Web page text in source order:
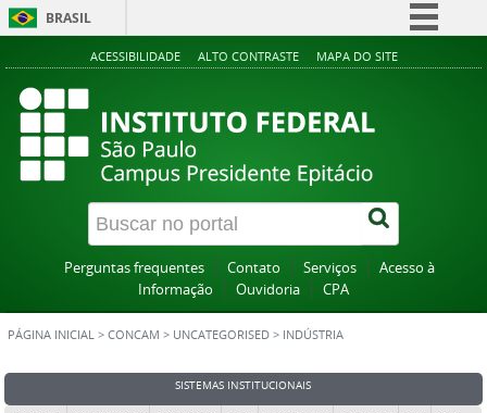
BRASIL
Simplifique!
Participe
Legislação
ACESSIBILIDADE ALTO CONTRASTE MAPA DO SITE
Perguntas frequentes Contato Serviços
Acesso à
Informação
Ouvidoria CPA
PÁGINA INICIAL > CONCAM > UNCATEGORISED > INDÚSTRIA
SISTEMAS INSTITUCIONAIS